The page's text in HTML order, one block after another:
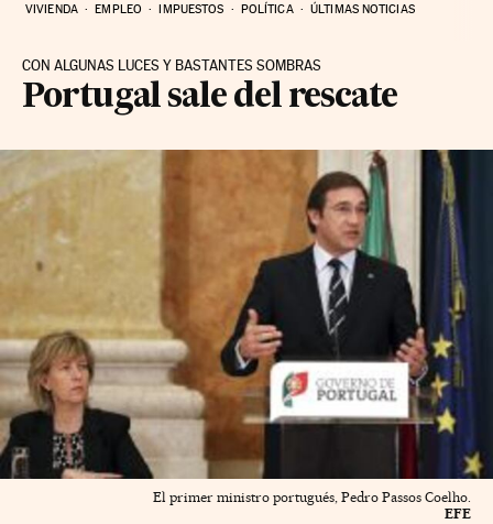
VIVIENDA EMPLEO IMPUESTOS POLÍTICA ÚLTIMAS NOTICIAS
CON ALGUNAS LUCES Y BASTANTES SOMBRAS
Portugal sale del rescate
El primer ministro portugués, Pedro Passos Coelho.
EFE